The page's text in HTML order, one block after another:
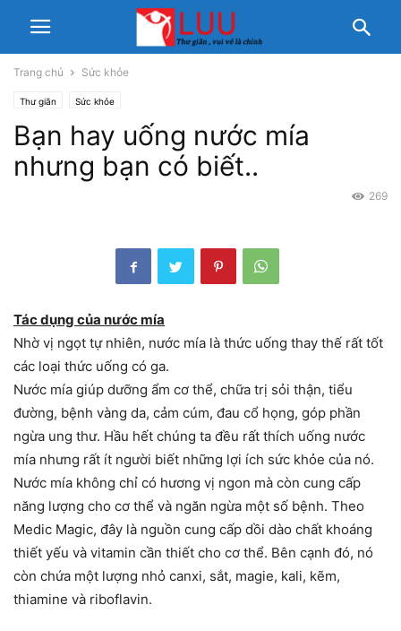
Trang chủ Sức khỏe
Thư giãn Sức khỏe
Bạn hay uống nước mía
nhưng bạn có biết..
269
Tác dụng của nước mía
Nhờ vị ngọt tự nhiên, nước mía là thức uống thay thế rất tốt
các loại thức uống có ga.
Nước mía giúp dưỡng ẩm cơ thể, chữa trị sỏi thận, tiểu
đường, bệnh vàng da, cảm cúm, đau cổ họng, góp phần
ngừa ung thư. Hầu hết chúng ta đều rất thích uống nước
mía nhưng rất ít người biết những lợi ích sức khỏe của nó.
Nước mía không chỉ có hương vị ngon mà còn cung cấp
năng lượng cho cơ thể và ngăn ngừa một số bệnh. Theo
Medic Magic, đây là nguồn cung cấp dồi dào chất khoáng
thiết yếu và vitamin cần thiết cho cơ thể. Bên cạnh đó, nó
còn chứa một lượng nhỏ canxi, sắt, magie, kali, kẽm,
thiamine và riboflavin.